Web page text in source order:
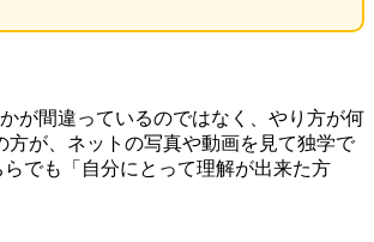
が間違っているのではなく、やり方が何
が、ネットの写真や動画を見て独学で
でも「自分にとって理解が出来た方